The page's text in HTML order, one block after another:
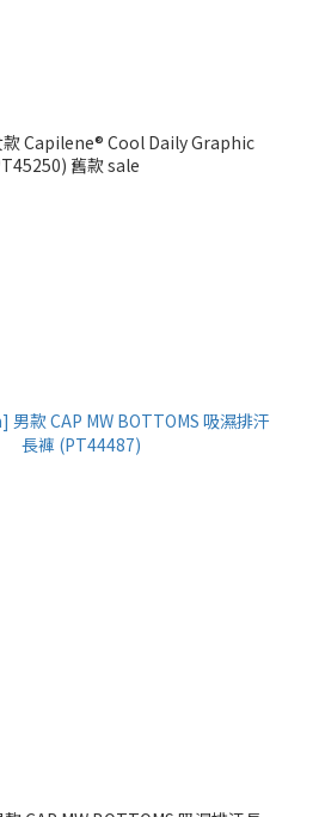
Capilene® Cool Daily Graphic
舊款 sale